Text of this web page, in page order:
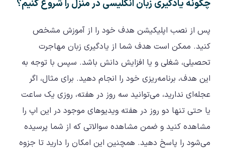
چگونه یادگیری زبان انگلیسی در منزل را شروع کنیم؟
پس از نصب اپلیکیشن هدف خود را از آموزش مشخص
کنید. ممکن است هدف شما از یادگیری زبان مهاجرت
تحصیلی، شغلی و یا افزایش دانش باشد. سپس با توجه به
این هدف، برنامه‌ریزی خود را انجام دهید. برای مثال، اگر
عجله‌ای ندارید، می‌توانید سه روز در هفته، روزی یک ساعت
یا حتی تنها دو روز در هفته ویدیوهای موجود در این اپ را
مشاهده کنید و ضمن مشاهده سوالاتی که از شما پرسیده
می‌شود را پاسخ دهید. همچنین این امکان را دارید تا جزوه